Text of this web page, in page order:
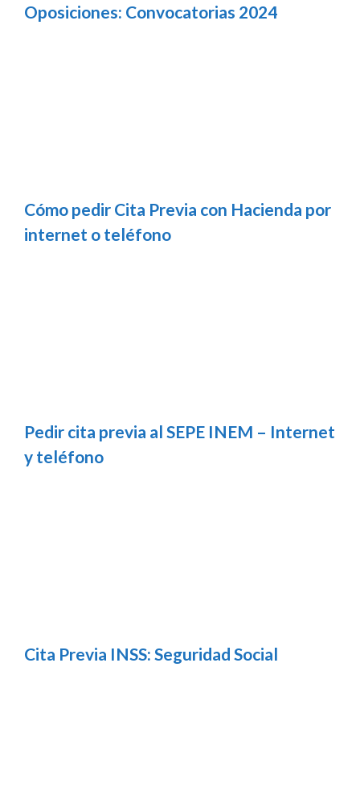
Oposiciones: Convocatorias 2024
Cómo pedir Cita Previa con Hacienda por
internet o teléfono
Pedir cita previa al SEPE INEM – Internet
y teléfono
Cita Previa INSS: Seguridad Social